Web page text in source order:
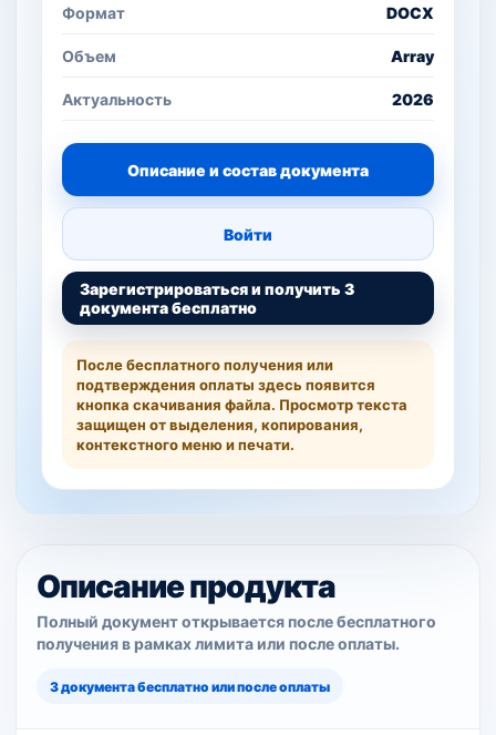
Формат DOCX
Объем Array
Актуальность 2026
Описание и состав документа
Войти
Зарегистрироваться и получить 3
документа бесплатно
После бесплатного получения или
подтверждения оплаты здесь появится
кнопка скачивания файла. Просмотр текста
защищен от выделения, копирования,
контекстного меню и печати.
Описание продукта
Полный документ открывается после бесплатного
получения в рамках лимита или после оплаты.
3 документа бесплатно или после оплаты